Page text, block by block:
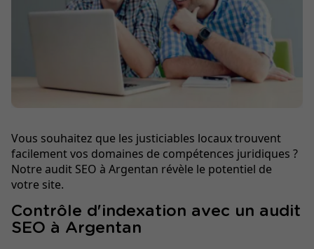
Vous souhaitez que les justiciables locaux trouvent
facilement vos domaines de compétences juridiques ?
Notre audit SEO à Argentan révèle le potentiel de
votre site.
Contrôle d'indexation avec un audit
SEO à Argentan